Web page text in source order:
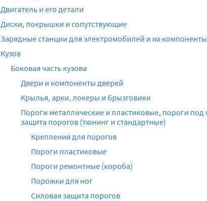
Двигатель и его детали
Диски, покрышки и сопутствующие
Зарядные станции для электромобилей и их компоненты
Кузов
Боковая часть кузова
Двери и компоненты дверей
Крылья, арки, локеры и брызговики
Пороги металлические и пластиковые, пороги под
защита порогов (тюнинг и стандартные)
Крепления для порогов
Пороги пластиковые
Пороги ремонтные (короба)
Порожки для ног
Силовая защита порогов